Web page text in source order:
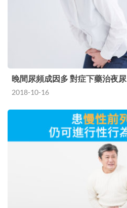
晚間尿頻成因多 對症下藥治夜尿
2018-10-16